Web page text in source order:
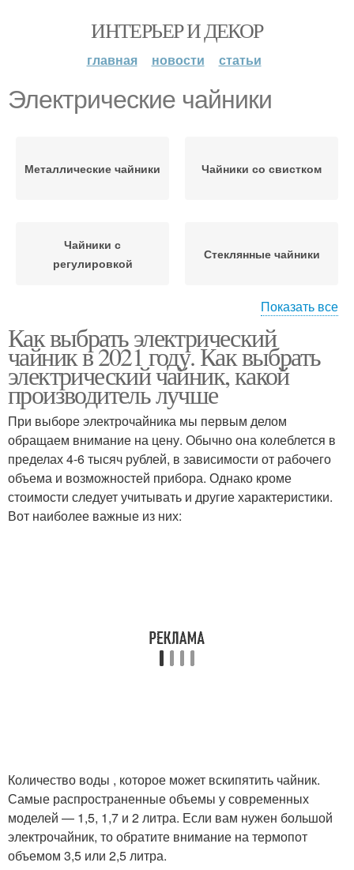
ИНТЕРЬЕР И ДЕКОР
главная новости статьи
Электрические чайники
Металлические чайники Чайники со свистком
Чайники с
регулировкой
Стеклянные чайники
Стеклянный чайник Чайники по качеству
Чайники по отзывам Электрический чайник
Показать все
Как выбрать электрический
чайник в 2021 году. Как выбрать
электрический чайник, какой
производитель лучше
При выборе электрочайника мы первым делом
обращаем внимание на цену. Обычно она колеблется в
пределах 4-6 тысяч рублей, в зависимости от рабочего
объема и возможностей прибора. Однако кроме
стоимости следует учитывать и другие характеристики.
Вот наиболее важные из них:
Количество воды , которое может вскипятить чайник.
Самые распространенные объемы у современных
моделей — 1,5, 1,7 и 2 литра. Если вам нужен большой
электрочайник, то обратите внимание на термопот
объемом 3,5 или 2,5 литра.